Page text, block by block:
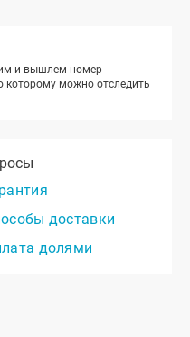
и вышлем номер
которому можно отследить
доставки
долями